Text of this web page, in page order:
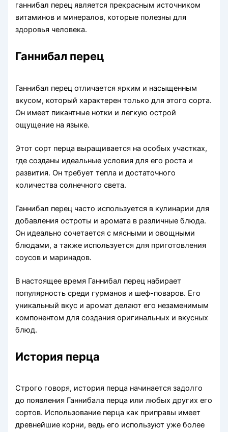
ганнибал перец является прекрасным источником
витаминов и минералов, которые полезны для
здоровья человека.
Ганнибал перец
Ганнибал перец отличается ярким и насыщенным
вкусом, который характерен только для этого сорта.
Он имеет пикантные нотки и легкую острой
ощущение на языке.
Этот сорт перца выращивается на особых участках,
где созданы идеальные условия для его роста и
развития. Он требует тепла и достаточного
количества солнечного света.
Ганнибал перец часто используется в кулинарии для
добавления остроты и аромата в различные блюда.
Он идеально сочетается с мясными и овощными
блюдами, а также используется для приготовления
соусов и маринадов.
В настоящее время Ганнибал перец набирает
популярность среди гурманов и шеф-поваров. Его
уникальный вкус и аромат делают его незаменимым
компонентом для создания оригинальных и вкусных
блюд.
История перца
Строго говоря, история перца начинается задолго
до появления Ганнибала перца или любых других его
сортов. Использование перца как приправы имеет
древнейшие корни, ведь его используют уже более